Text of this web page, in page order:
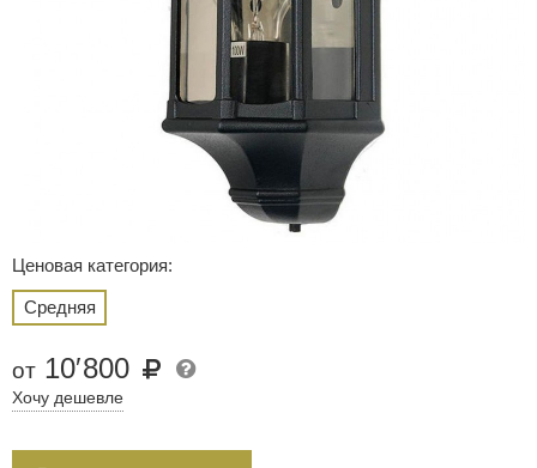
Ценовая категория:
Средняя
от 10′800
Хочу дешевле